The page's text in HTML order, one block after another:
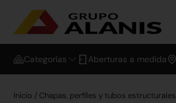
Categorías Aberturas a medida
Inicio / Chapas, perfiles y tubos estructurales